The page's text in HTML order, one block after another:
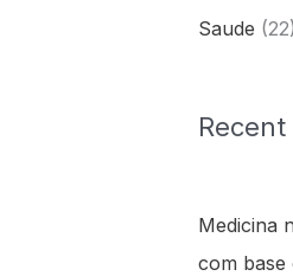
Saude (22)
Medicina
com